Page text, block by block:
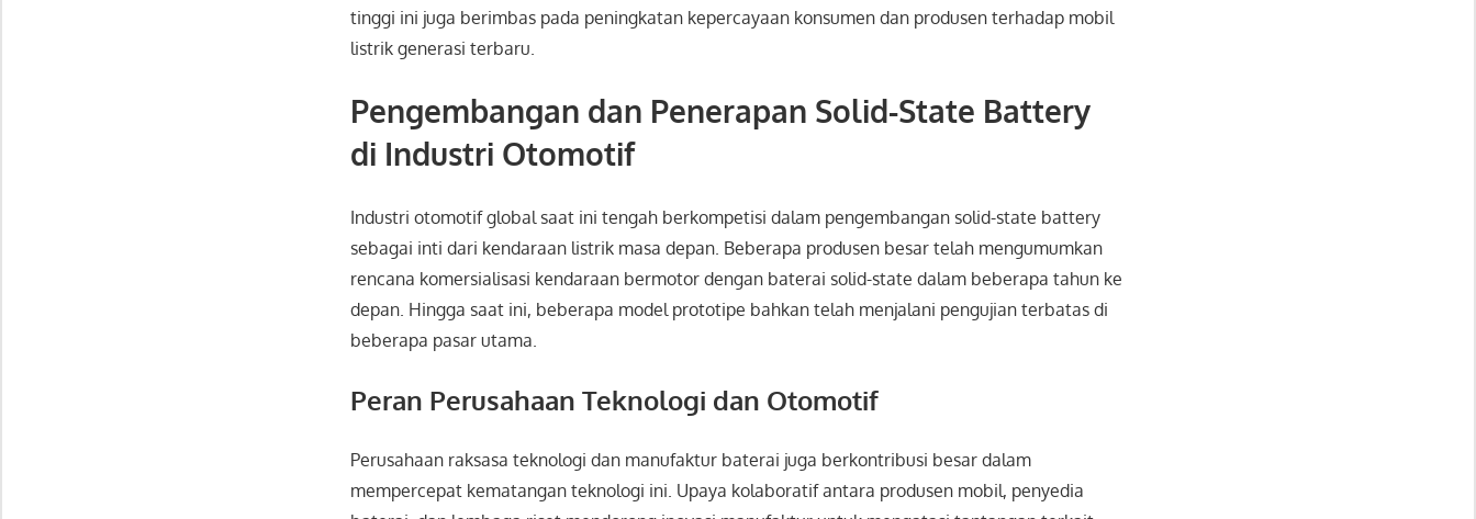
tinggi ini juga berimbas pada peningkatan kepercayaan konsumen dan produsen terhadap mobil
listrik generasi terbaru.
Pengembangan dan Penerapan Solid-State Battery
di Industri Otomotif
Industri otomotif global saat ini tengah berkompetisi dalam pengembangan solid-state battery
sebagai inti dari kendaraan listrik masa depan. Beberapa produsen besar telah mengumumkan
rencana komersialisasi kendaraan bermotor dengan baterai solid-state dalam beberapa tahun ke
depan. Hingga saat ini, beberapa model prototipe bahkan telah menjalani pengujian terbatas di
beberapa pasar utama.
Peran Perusahaan Teknologi dan Otomotif
Perusahaan raksasa teknologi dan manufaktur baterai juga berkontribusi besar dalam
mempercepat kematangan teknologi ini. Upaya kolaboratif antara produsen mobil, penyedia